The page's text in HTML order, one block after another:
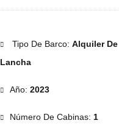
Tipo De Barco: Alquiler De
Lancha
Año: 2023
Número De Cabinas: 1